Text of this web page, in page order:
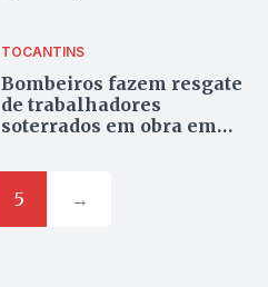
TOCANTINS
Bombeiros fazem resgate
de trabalhadores
soterrados em obra em
5 →